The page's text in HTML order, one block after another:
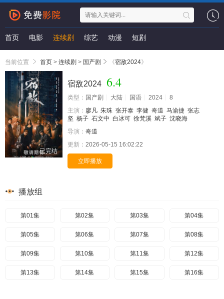
首页 电影 连续剧 综艺 动漫 短剧
当前位置 首页 > 连续剧 > 国产剧 《宿敌2024》
已完结
宿敌2024 6.4
类型： 国产剧 大陆 国语 2024
8
主演： 廖凡 朱珠 张开泰 李健 奇道 马渝捷 张志
坚 杨子 石文中 白冰可 徐梵溪 斌子 沈晓海
导演： 奇道
更新： 2026-05-15 16:02:22
立即播放
播放组
第01集 第02集 第03集 第04集
第05集 第06集 第07集 第08集
第09集 第10集 第11集 第12集
第13集 第14集 第15集 第16集